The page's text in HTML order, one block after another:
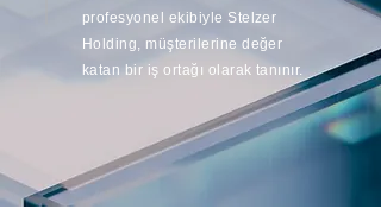
profesyonel ekibiyle Stelzer
Holding, müşterilerine değer
katan bir iş ortağı olarak tanınır.